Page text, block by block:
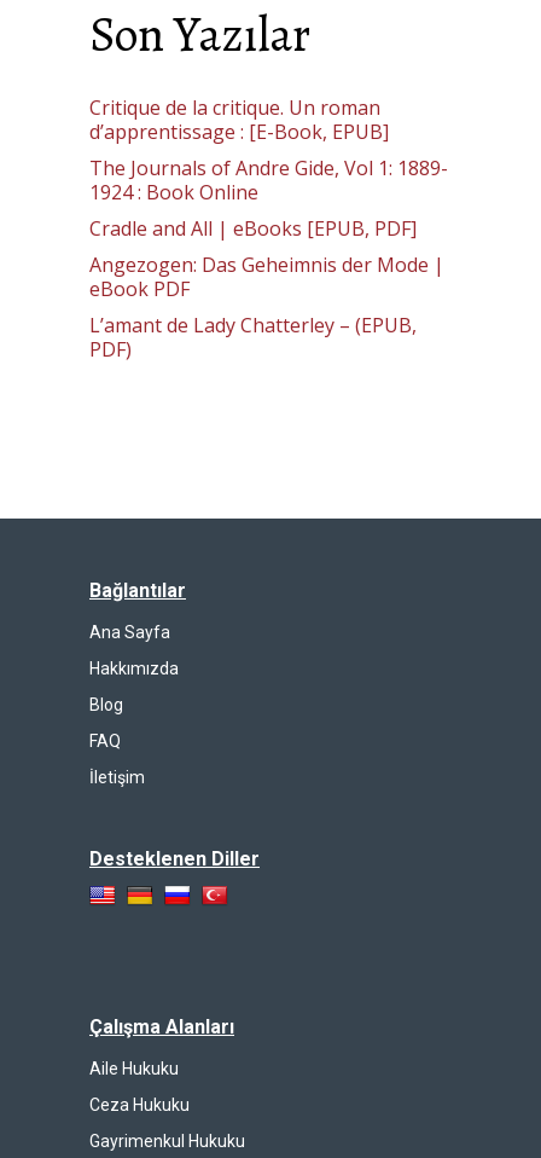
Son Yazılar
Critique de la critique. Un roman
d’apprentissage : [E-Book, EPUB]
The Journals of Andre Gide, Vol 1: 1889-
1924 : Book Online
Cradle and All | eBooks [EPUB, PDF]
Angezogen: Das Geheimnis der Mode |
eBook PDF
L’amant de Lady Chatterley – (EPUB,
PDF)
Bağlantılar
Ana Sayfa
Hakkımızda
Blog
FAQ
İletişim
Desteklenen Diller
Çalışma Alanları
Aile Hukuku
Ceza Hukuku
Gayrimenkul Hukuku